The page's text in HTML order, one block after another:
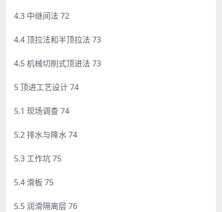
4.3 中继间法 72
4.4 顶拉法和半顶拉法 73
4.5 机械切削式顶进法 73
5 顶进工艺设计 74
5.1 现场调查 74
5.2 排水与降水 74
5.3 工作坑 75
5.4 滑板 75
5.5 润滑隔离层 76